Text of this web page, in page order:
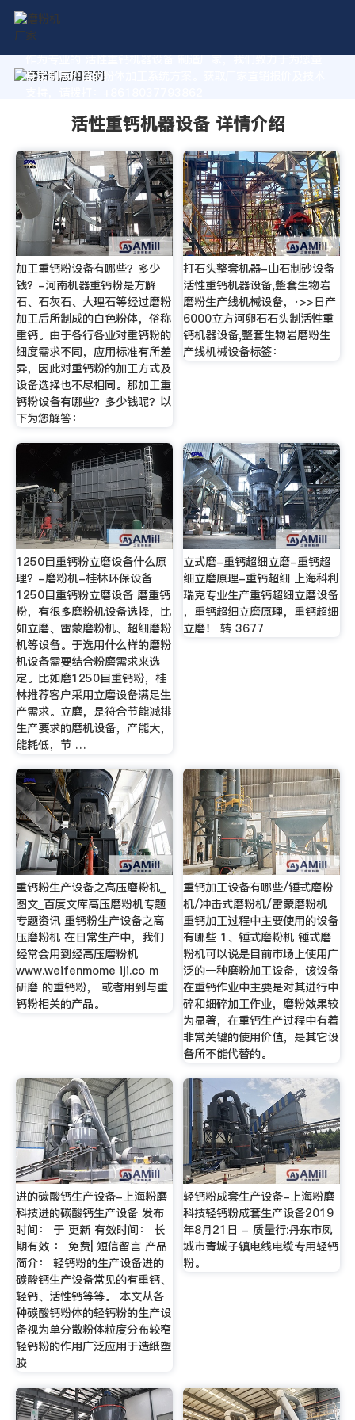
作为专业的 活性重钙机器设备 制造厂家，我们致力于为您量
身定制高价值的粉体加工系统方案。获取厂家直销报价及技术
活性重钙机器设备 详情介绍
加工重钙粉设备有哪些？多少
钱？-河南机器重钙粉是方解
石、石灰石、大理石等经过磨粉
加工后所制成的白色粉体，俗称
重钙。由于各行各业对重钙粉的
细度需求不同，应用标准有所差
异，因此对重钙粉的加工方式及
设备选择也不尽相同。那加工重
钙粉设备有哪些？多少钱呢？以
下为您解答：
打石头整套机器-山石制砂设备
活性重钙机器设备,整套生物岩
磨粉生产线机械设备，·>>日产
6000立方河卵石石头制活性重
钙机器设备,整套生物岩磨粉生
产线机械设备标签：
1250目重钙粉立磨设备什么原
理？-磨粉机-桂林环保设备
1250目重钙粉立磨设备 磨重钙
粉，有很多磨粉机设备选择，比
如立磨、雷蒙磨粉机、超细磨粉
机等设备。于选用什么样的磨粉
机设备需要结合粉磨需求来选
定。比如磨1250目重钙粉，桂
林推荐客户采用立磨设备满足生
产需求。立磨，是符合节能减排
生产要求的磨机设备，产能大，
能耗低，节 …
立式磨-重钙超细立磨-重钙超
细立磨原理-重钙超细 上海科利
瑞克专业生产重钙超细立磨设备
，重钙超细立磨原理，重钙超细
立磨！ 转 3677
重钙粉生产设备之高压磨粉机_
图文_百度文库高压磨粉机专题
专题资讯 重钙粉生产设备之高
压磨粉机 在日常生产中，我们
经常会用到经高压磨粉机
www.weifenmome iji.co m
研磨 的重钙粉， 或者用到与重
钙粉相关的产品。
重钙加工设备有哪些/锤式磨粉
机/冲击式磨粉机/雷蒙磨粉机
重钙加工过程中主要使用的设备
有哪些 1、锤式磨粉机 锤式磨
粉机可以说是目前市场上使用广
泛的一种磨粉加工设备，该设备
在重钙作业中主要是对其进行中
碎和细碎加工作业，磨粉效果较
为显著，在重钙生产过程中有着
非常关键的使用价值，是其它设
备所不能代替的。
进的碳酸钙生产设备-上海粉磨
科技进的碳酸钙生产设备 发布
时间： 于 更新 有效时间： 长
期有效 ： 免费| 短信留言 产品
简介： 轻钙粉的生产设备进的
碳酸钙生产设备常见的有重钙、
轻钙、活性钙等等。 本文从各
种碳酸钙粉体的轻钙粉的生产设
备视为单分散粉体粒度分布较窄
轻钙粉的作用广泛应用于造纸塑
胶
轻钙粉成套生产设备-上海粉磨
科技轻钙粉成套生产设备2019
年8月21日 - 质量行:丹东市凤
城市青城子镇电线电缆专用轻钙
粉。